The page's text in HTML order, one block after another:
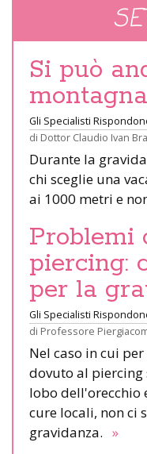
Si può
Gli Specialisti
di Dottor Claudio Ivan
Durante la
chi sceglie una
ai 1000 metri e
Problemi
piercing:
per la
Gli Specialisti
di Professore
Nel caso in cui
dovuto al piercing
lobo dell'orecchio
cure locali, non ci
gravidanza. »